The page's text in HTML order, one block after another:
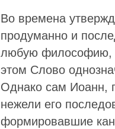
Во времена
продуманно и
любую философию,
этом Слово
Однако сам Иоанн,
нежели его
формировавшие